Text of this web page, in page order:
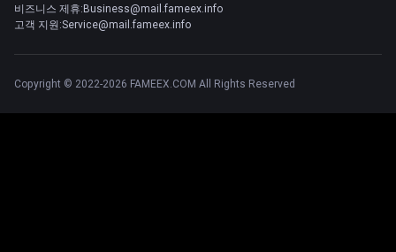
비즈니스 제휴:Business@mail.fameex.info
고객 지원:Service@mail.fameex.info
Copyright © 2022-2026 FAMEEX.COM All Rights Reserved